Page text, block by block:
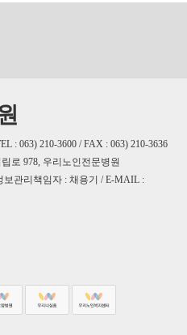
: 063) 210-3600 / FAX : 063) 210-3636
로 978, 우리노인전문병원
보관리책임자 : 채용기 / E-MAIL :